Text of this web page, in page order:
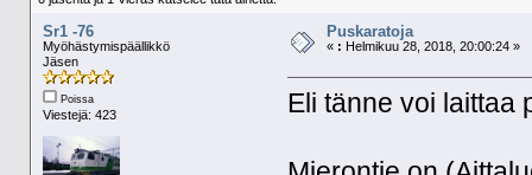
Sr1 -76
Myöhästymispäällikkö
Jäsen
Poissa
Viestejä: 423
Puskaratoja
« : Helmikuu 28, 2018, 20:00:24 »
Eli tänne voi laittaa